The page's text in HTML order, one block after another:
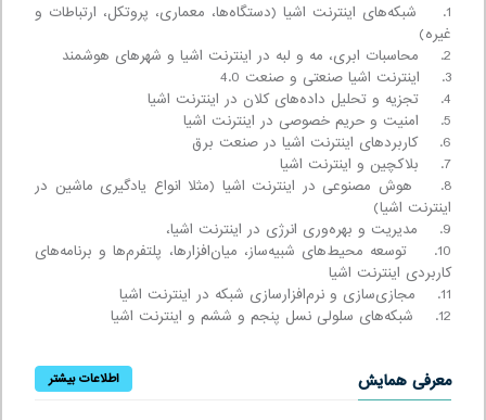
1. شبکه‌های اینترنت اشیا (دستگاه‌ها، معماری، پروتکل، ارتباطات و
غیره)
6. کاربردهای اینترنت اشیا در صنعت برق
7. بلاکچین و اینترنت اشیا
8. هوش مصنوعی در اینترنت اشیا (مثلا انواع یادگیری ماشین در
اینترنت اشیا)
9. مدیریت و بهره‌وری انرژی در اینترنت اشیا،
10. توسعه محیط‌های شبیه‌ساز، میان‌افزارها، پلتفرم‌ها و برنامه‌های
کاربردی اینترنت اشیا
11. مجازی‌سازی و نرم‌افزارسازی شبکه در اینترنت اشیا
12. شبکه‌های سلولی نسل پنجم و ششم و اینترنت اشیا
معرفی همایش اطلاعات بیشتر